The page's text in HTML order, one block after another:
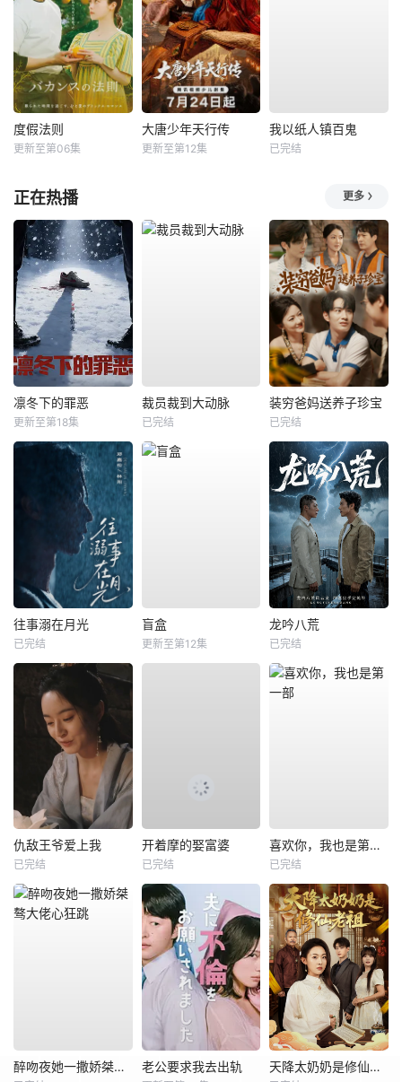
度假法则
更新至第06集
大唐少年天行传
更新至第12集
我以纸人镇百鬼
已完结
正在热播 更多
凛冬下的罪恶
更新至第18集
裁员裁到大动脉
已完结
装穷爸妈送养子珍宝
已完结
往事溺在月光
已完结
盲盒
更新至第12集
龙吟八荒
已完结
仇敌王爷爱上我
已完结
开着摩的娶富婆
已完结
喜欢你，我也是第一部
已完结
醉吻夜她一撒娇桀骜大佬心狂跳 老公要求我去出轨 天降太奶奶是修仙老祖